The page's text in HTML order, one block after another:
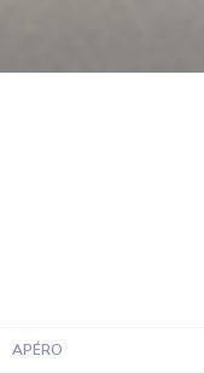
APÉRO